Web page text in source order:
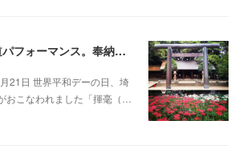
埼玉 護国神社で書道パフォーマンス。奉納揮毫
21日 世界平和デーの日、埼
おこなわれました「揮毫（…